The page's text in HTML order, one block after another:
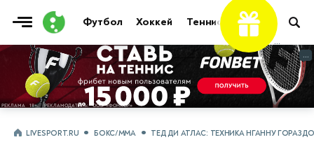
Футбол Хоккей Теннис Бои Прочие
...
...
LIVESPORT.RU БОКС/ММА ТЕДДИ АТЛАС: ТЕХНИКА НГАННУ